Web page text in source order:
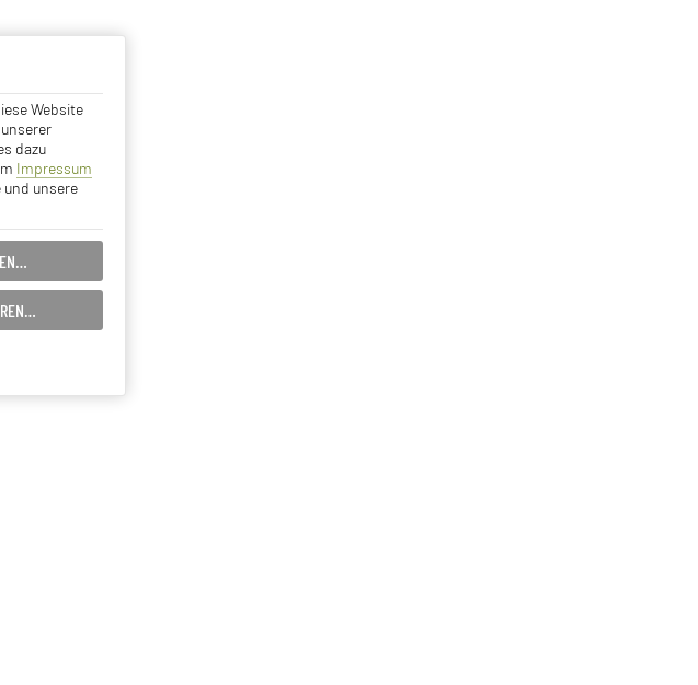
Website
dazu
Impressum
unsere
Cookies
Analyse Cookies